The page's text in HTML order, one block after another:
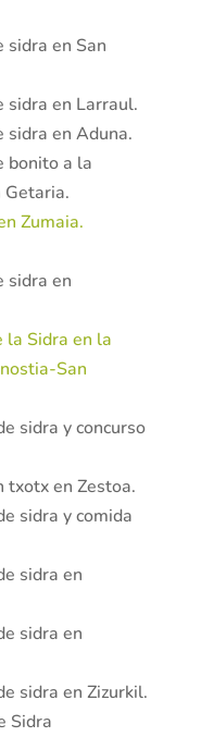
sidra en San
sidra en Larraul.
sidra en Aduna.
bonito a la
Getaria.
Zumaia.
sidra en
la Sidra en la
San
sidra y concurso
txotx en Zestoa.
sidra y comida
sidra en
sidra en
sidra en Zizurkil.
Sidra